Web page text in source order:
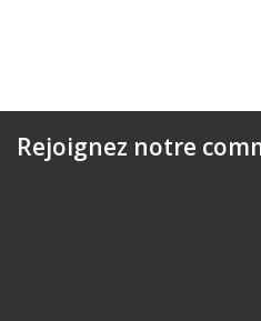
Rejoignez notre